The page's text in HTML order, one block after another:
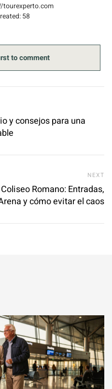
tourexperto.com
58
to comment
y consejos para una
NEXT
Romano: Entradas,
y cómo evitar el caos